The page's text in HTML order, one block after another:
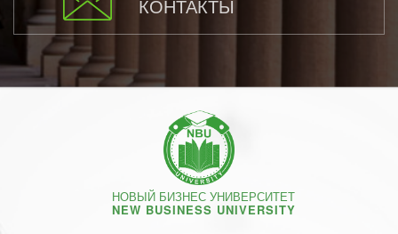
КОНТАКТЫ
НОВЫЙ БИЗНЕС УНИВЕРСИТЕТ
NEW BUSINESS UNIVERSITY